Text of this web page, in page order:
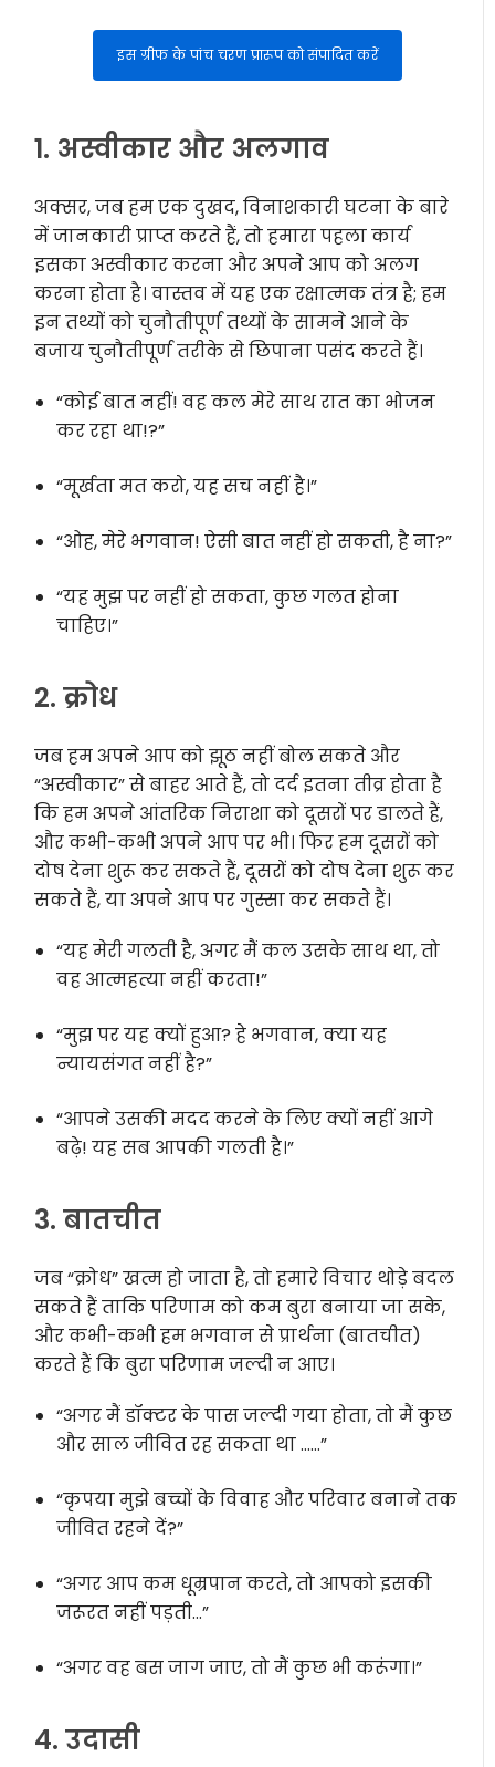
इस ग्रीफ के पांच चरण प्रारूप को संपादित करें
1. अस्वीकार और अलगाव
अक्सर, जब हम एक दुखद, विनाशकारी घटना के बारे
में जानकारी प्राप्त करते हैं, तो हमारा पहला कार्य
इसका अस्वीकार करना और अपने आप को अलग
करना होता है। वास्तव में यह एक रक्षात्मक तंत्र है; हम
इन तथ्यों को चुनौतीपूर्ण तथ्यों के सामने आने के
बजाय चुनौतीपूर्ण तरीके से छिपाना पसंद करते हैं।
“कोई बात नहीं! वह कल मेरे साथ रात का भोजन
कर रहा था!?”
“मूर्खता मत करो, यह सच नहीं है।”
“ओह, मेरे भगवान! ऐसी बात नहीं हो सकती, है ना?”
“यह मुझ पर नहीं हो सकता, कुछ गलत होना
चाहिए।”
2. क्रोध
जब हम अपने आप को झूठ नहीं बोल सकते और
“अस्वीकार” से बाहर आते हैं, तो दर्द इतना तीव्र होता है
कि हम अपने आंतरिक निराशा को दूसरों पर डालते हैं,
और कभी-कभी अपने आप पर भी। फिर हम दूसरों को
दोष देना शुरू कर सकते हैं, दूसरों को दोष देना शुरू कर
सकते हैं, या अपने आप पर गुस्सा कर सकते हैं।
“यह मेरी गलती है, अगर मैं कल उसके साथ था, तो
वह आत्महत्या नहीं करता!”
“मुझ पर यह क्यों हुआ? हे भगवान, क्या यह
न्यायसंगत नहीं है?”
“आपने उसकी मदद करने के लिए क्यों नहीं आगे
बढ़े! यह सब आपकी गलती है।”
3. बातचीत
जब “क्रोध” खत्म हो जाता है, तो हमारे विचार थोड़े बदल
सकते हैं ताकि परिणाम को कम बुरा बनाया जा सके,
और कभी-कभी हम भगवान से प्रार्थना (बातचीत)
करते हैं कि बुरा परिणाम जल्दी न आए।
“अगर मैं डॉक्टर के पास जल्दी गया होता, तो मैं कुछ
और साल जीवित रह सकता था ……”
“कृपया मुझे बच्चों के विवाह और परिवार बनाने तक
जीवित रहने दें?”
“अगर आप कम धूम्रपान करते, तो आपको इसकी
जरूरत नहीं पड़ती…”
“अगर वह बस जाग जाए, तो मैं कुछ भी करूंगा।”
4. उदासी